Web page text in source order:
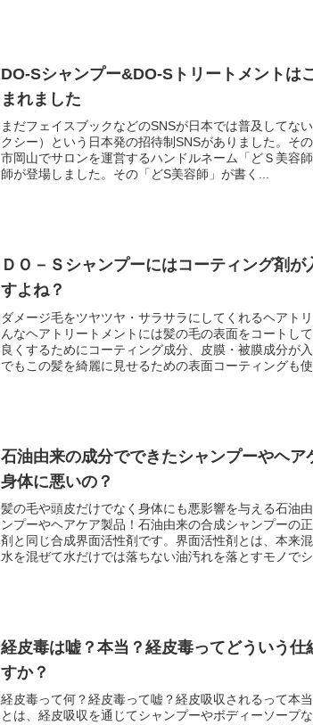
DO-Sシャンプー&DO-Sトリートメントは
まれました
まだフェイスブックなどのSNSが日本では普及してな
クシー）という日本発の招待制SNSがありました。そ
市岡山でサロンを運営するハンドルネーム「どＳ美容
師が登場しました。その「どS美容師」が書く...
ＤＯ－Ｓシャンプーにはコーティング剤が
すよね？
ダメージ毛をツヤツヤ・サラサラにしてくれるヘアト
んなヘアトリートメントには髪の毛の表面をコートし
良くするためにコーティング成分、皮膜・被膜成分が入
でもこの髪を綺麗に見せるための表面コーティングも使
石油由来の成分でできたシャンプーやヘア
身体に悪いの？
髪の毛や頭皮だけでなく身体にも悪影響を与える石油
ンプーやヘアケア製品！石油由来の合成シャンプーの
剤と同じ合成界面活性剤です。界面活性剤とは、本来
水を混ぜて水だけでは落ちない油汚れを落とすモノでシ
経皮毒は嘘？本当？経皮毒ってどういう仕
すか？
経皮毒って何？経皮毒って嘘？経皮吸収されるって本
とは、経皮吸収を通じてシャンプーやボディーソープ